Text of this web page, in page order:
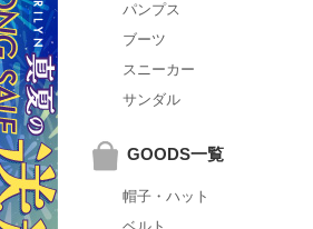
パンプス
ブーツ
スニーカー
サンダル
GOODS一覧
帽子・ハット